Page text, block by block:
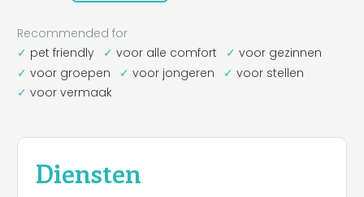
Recommended for
pet friendly
voor alle comfort
voor gezinnen
voor groepen
voor jongeren
voor stellen
voor vermaak
Diensten